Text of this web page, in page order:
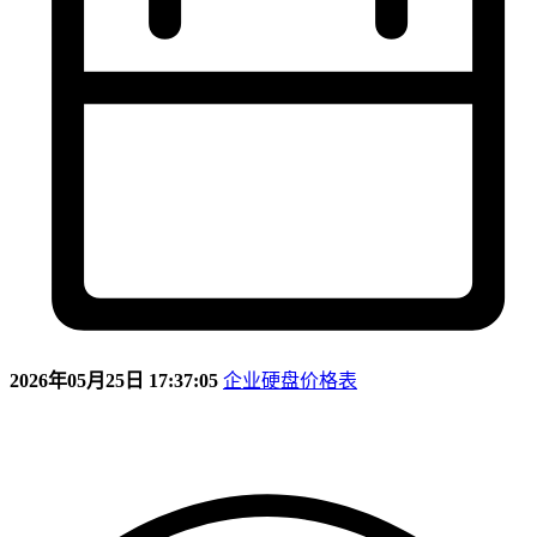
2026年05月25日 17:37:05 企业硬盘价格表